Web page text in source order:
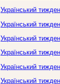
Український
Український
Український
Український
Український
Український